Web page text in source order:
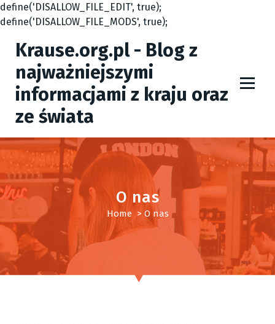
define('DISALLOW_FILE_EDIT', true);
define('DISALLOW_FILE_MODS', true);
o
n
e
n
Krause.org.pl - Blog z
najważniejszymi
informacjami z kraju oraz
ze świata
O nas
Home> O nas